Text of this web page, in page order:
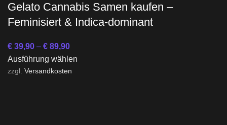
Gelato Cannabis Samen kaufen –
Feminisiert & Indica-dominant
€ 39,90 – € 89,90
Ausführung wählen
zzgl. Versandkosten